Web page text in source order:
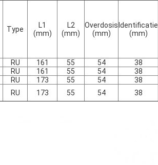
Type
L1
(mm)
L2
(mm)
Overdosis
(mm)
Identificatie
(mm)
RU 161 55 54 38
RU 161 55 54 38
RU 173 55 54 38
RU 173 55 54 38